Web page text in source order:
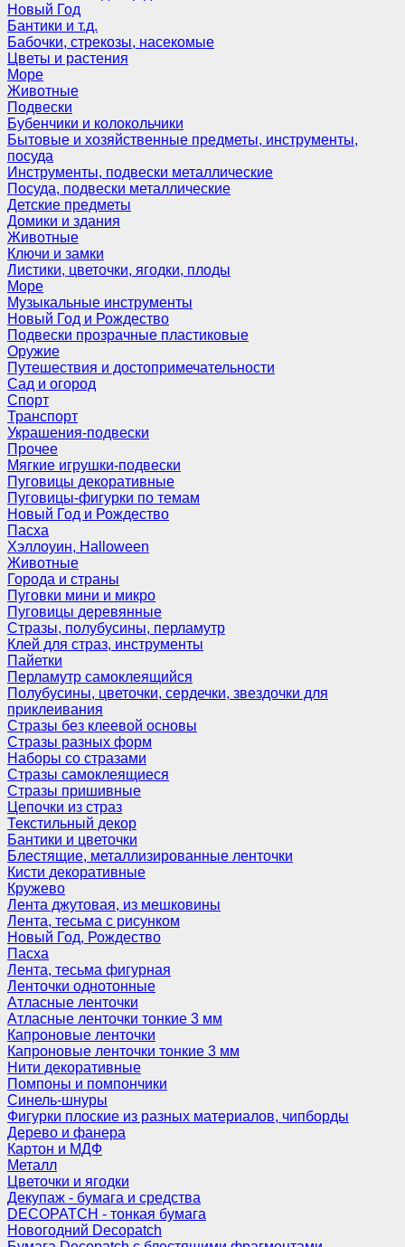
Новый Год
Бантики и т.д.
Бабочки, стрекозы, насекомые
Цветы и растения
Море
Животные
Подвески
Бубенчики и колокольчики
Бытовые и хозяйственные предметы, инструменты,
посуда
Инструменты, подвески металлические
Посуда, подвески металлические
Детские предметы
Домики и здания
Животные
Ключи и замки
Листики, цветочки, ягодки, плоды
Море
Музыкальные инструменты
Новый Год и Рождество
Подвески прозрачные пластиковые
Оружие
Путешествия и достопримечательности
Сад и огород
Спорт
Транспорт
Украшения-подвески
Прочее
Мягкие игрушки-подвески
Пуговицы декоративные
Пуговицы-фигурки по темам
Новый Год и Рождество
Пасха
Хэллоуин, Halloween
Животные
Города и страны
Пуговки мини и микро
Пуговицы деревянные
Стразы, полубусины, перламутр
Клей для страз, инструменты
Пайетки
Перламутр самоклеящийся
Полубусины, цветочки, сердечки, звездочки для
приклеивания
Стразы без клеевой основы
Стразы разных форм
Наборы со стразами
Стразы самоклеящиеся
Стразы пришивные
Цепочки из страз
Текстильный декор
Бантики и цветочки
Блестящие, металлизированные ленточки
Кисти декоративные
Кружево
Лента джутовая, из мешковины
Лента, тесьма с рисунком
Новый Год, Рождество
Пасха
Лента, тесьма фигурная
Ленточки однотонные
Атласные ленточки
Атласные ленточки тонкие 3 мм
Капроновые ленточки
Капроновые ленточки тонкие 3 мм
Нити декоративные
Помпоны и помпончики
Синель-шнуры
Фигурки плоские из разных материалов, чипборды
Дерево и фанера
Картон и МДФ
Металл
Цветочки и ягодки
Декупаж - бумага и средства
DECOPATCH - тонкая бумага
Новогодний Decopatch